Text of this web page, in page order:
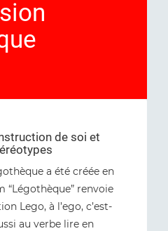
de soi et
a été créée en
“Légothèque” renvoie
Lego, à l’ego, c’est-
au verbe lire en